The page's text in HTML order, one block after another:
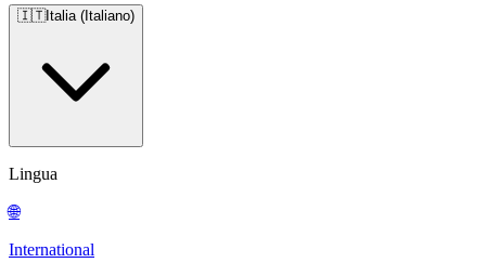
🇮🇹Italia (Italiano)
Lingua
🌐
International